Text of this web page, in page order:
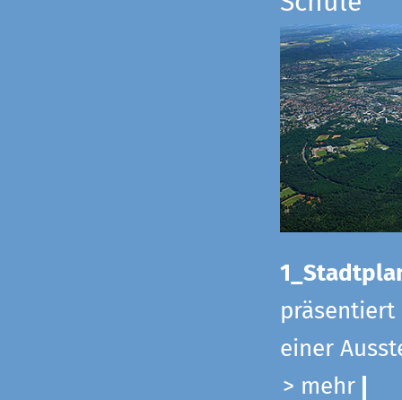
präsentiert
einer
> mehr